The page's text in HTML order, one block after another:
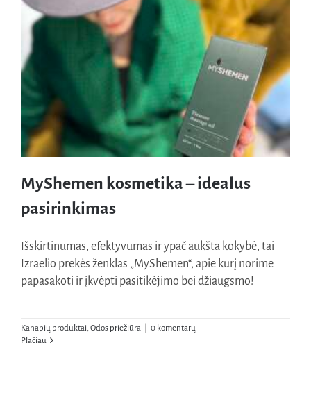
Naudinga žinoti
Kontaktai
MyShemen kosmetika – idealus pasirinkimas
MyShemen kosmetika – idealus
pasirinkimas
Išskirtinumas, efektyvumas ir ypač aukšta kokybė, tai
Izraelio prekės ženklas „MyShemen“, apie kurį norime
papasakoti ir įkvėpti pasitikėjimo bei džiaugsmo!
Kanapių produktai Odos priežiūra
0 komentarų
Plačiau